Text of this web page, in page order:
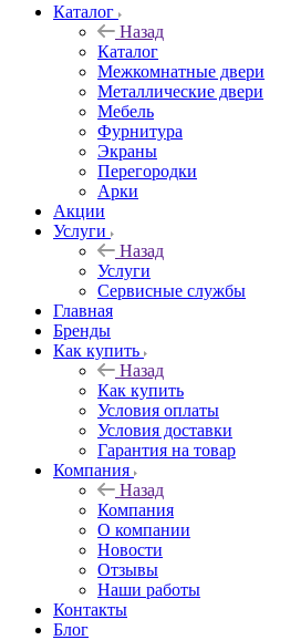
Каталог
Назад
Каталог
Межкомнатные двери
Металлические двери
Мебель
Фурнитура
Экраны
Перегородки
Арки
Акции
Услуги
Назад
Услуги
Сервисные службы
Главная
Бренды
Как купить
Назад
Как купить
Условия оплаты
Условия доставки
Гарантия на товар
Компания
Назад
Компания
О компании
Новости
Отзывы
Наши работы
Контакты
Блог